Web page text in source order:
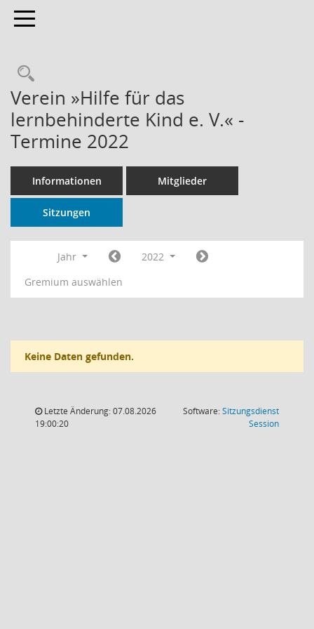
Toggle navigation
Rechercheauswahl
Verein »Hilfe für das
lernbehinderte Kind e. V.« -
Termine 2022
Informationen Mitglieder
Sitzungen
Jahr
2022
Gremium auswählen
Keine Daten gefunden.
Letzte Änderung: 07.08.2026
19:00:20
Software:Sitzungsdienst
Session(Wird in